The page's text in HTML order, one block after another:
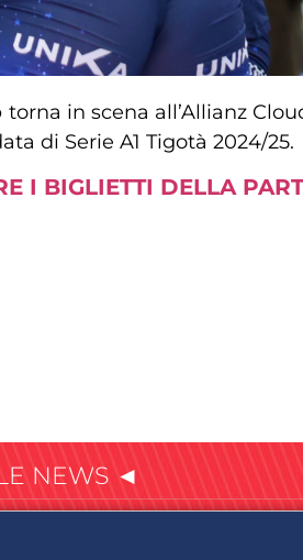
torna in scena all’Allianz
di Serie A1 Tigotà 2024/25.
I BIGLIETTI DELLA
NEWS ◄